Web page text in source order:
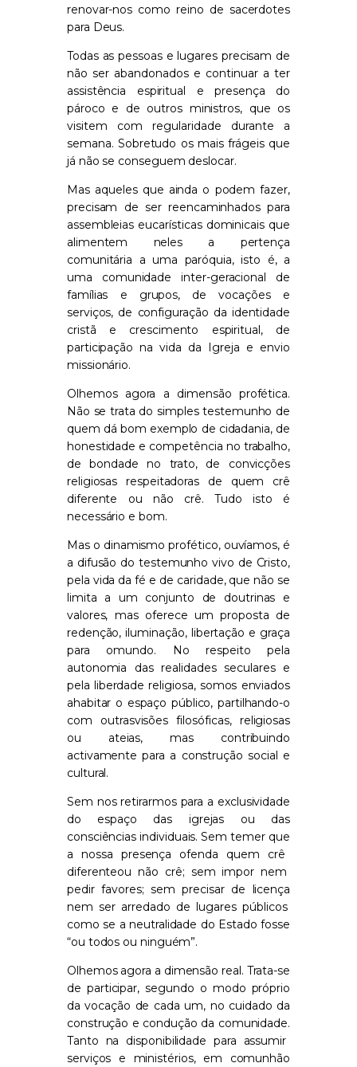
renovar-nos como reino de sacerdotes
para Deus.
Todas as pessoas e lugares precisam de
não ser abandonados e continuar a ter
assistência espiritual e presença do
pároco e de outros ministros, que os
visitem com regularidade durante a
semana. Sobretudo os mais frágeis que
já não se conseguem deslocar.
Mas aqueles que ainda o podem fazer,
precisam de ser reencaminhados para
assembleias eucarísticas dominicais que
alimentem neles a pertença
comunitária a uma paróquia,isto é, a
uma comunidadeinter-geracional de
famílias e grupos, de vocações e
serviços, de configuração da identidade
cristã e crescimento espiritual, de
participaçãona vida da Igreja e envio
missionário.
Olhemos agora a dimensão profética.
Não se trata do simples testemunho de
quem dá bom exemplo de cidadania, de
honestidade e competência no trabalho,
de bondade no trato, de convicções
religiosas respeitadoras de quem crê
diferente ou não crê. Tudo isto é
necessário e bom.
Mas o dinamismo profético, ouvíamos, é
a difusão do testemunho vivo de Cristo,
pela vida da fé e de caridade, que não se
limita a um conjunto de doutrinas e
valores, mas oferece um proposta de
redenção, iluminação, libertação e graça
para omundo. No respeito pela
autonomia das realidades seculares e
pela liberdade religiosa, somos enviados
ahabitar o espaço público,partilhando-o
com outrasvisões filosóficas, religiosas
ou ateias,mas contribuindo
activamente para a construção social e
cultural.
Sem nosretirarmospara a exclusividade
do espaço das igrejas ou das
consciências individuais. Semtemer que
a nossa presença ofenda quem crê
diferenteou não crê; sem impor nem
pedir favores; sem precisar de licença
nem ser arredado de lugares públicos
como se a neutralidade do Estado fosse
“ou todos ou ninguém”.
Olhemos agora a dimensão real. Trata-se
de participar, segundo o modo próprio
da vocação de cada um, no cuidado da
construção e condução da comunidade.
Tanto na disponibilidade para assumir
serviços e ministérios, em comunhão